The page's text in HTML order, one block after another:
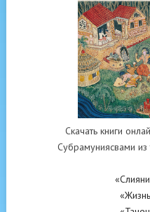
Скачать книги
Субрамуниясвами из